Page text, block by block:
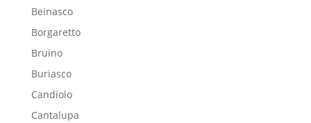
Beinasco
Borgaretto
Bruino
Buriasco
Candiolo
Cantalupa